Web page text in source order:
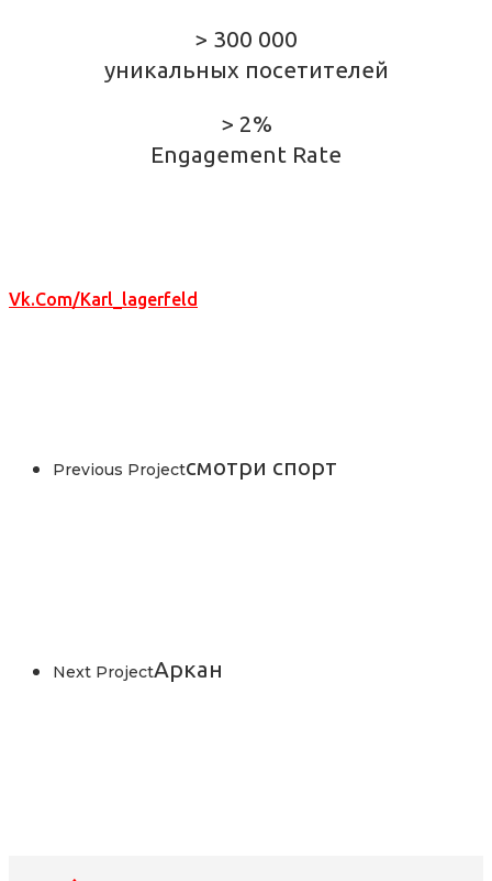
> 300 000
уникальных посетителей
> 2%
Engagement Rate
Vk.com/karl_lagerfeld
Previous Projectсмотри спорт
Next ProjectАркан